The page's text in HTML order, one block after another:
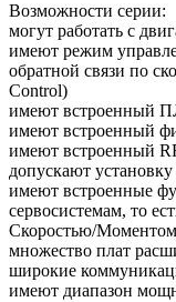
Возможности серии:
могут работать с
имеют режим
обратной связи по
Control)
имеют встроенный
имеют встроенный
имеют встроенный
допускают
имеют встроенные
сервосистемам, то
Скоростью/Моментом
множество плат
широкие
имеют диапазон